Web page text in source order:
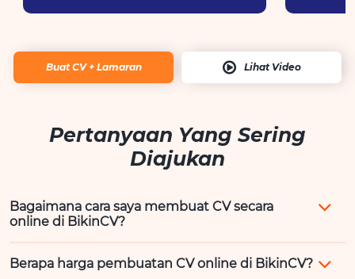
Buat CV + Lamaran Lihat Video
Pertanyaan Yang Sering
Diajukan
Bagaimana cara saya membuat CV secara
online di BikinCV?
Berapa harga pembuatan CV online di BikinCV?